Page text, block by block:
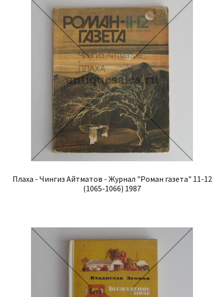
Плаха - Чингиз Айтматов - Журнал "Роман газета" 11-12
(1065-1066) 1987